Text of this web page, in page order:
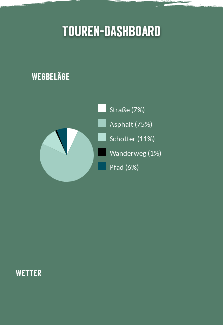
Touren-Dashboard
Wegbeläge
Straße (7%)
Asphalt (75%)
Schotter (11%)
Wanderweg (1%)
Pfad (6%)
Wetter